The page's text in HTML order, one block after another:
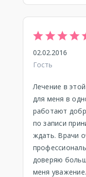
02.02.2016
Гость
Лечение в
для меня в
работают
по записи
ждать. Врачи
доверяю
меня